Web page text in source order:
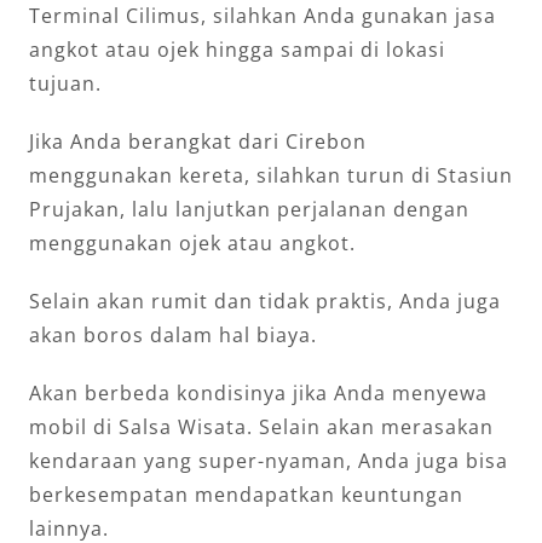
Terminal Cilimus, silahkan Anda gunakan jasa
angkot atau ojek hingga sampai di lokasi
tujuan.
Jika Anda berangkat dari Cirebon
menggunakan kereta, silahkan turun di Stasiun
Prujakan, lalu lanjutkan perjalanan dengan
menggunakan ojek atau angkot.
Selain akan rumit dan tidak praktis, Anda juga
akan boros dalam hal biaya.
Akan berbeda kondisinya jika Anda menyewa
mobil di Salsa Wisata. Selain akan merasakan
kendaraan yang super-nyaman, Anda juga bisa
berkesempatan mendapatkan keuntungan
lainnya.